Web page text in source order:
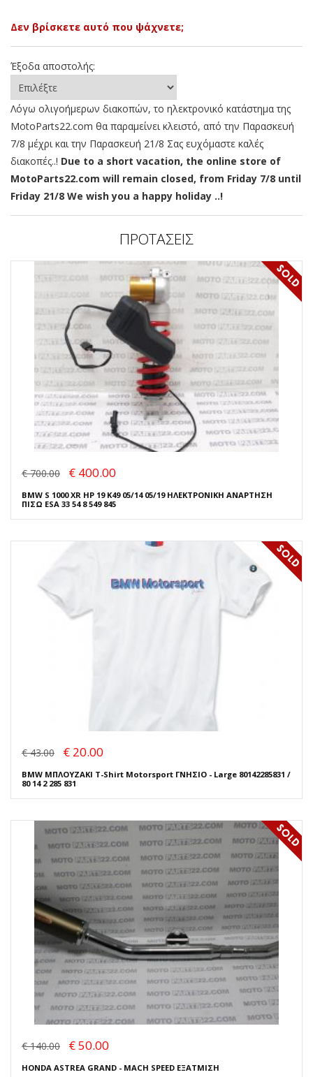
Δεν βρίσκετε αυτό που ψάχνετε;
Έξοδα αποστολής:
Λόγω ολιγοήμερων διακοπών, το ηλεκτρονικό κατάστημα της
MotoParts22.com θα παραμείνει κλειστό, από την Παρασκευή
7/8 μέχρι και την Παρασκευή 21/8 Σας ευχόμαστε καλές
διακοπές..! Due to a short vacation, the online store of
MotoParts22.com will remain closed, from Friday 7/8 until
Friday 21/8 We wish you a happy holiday ..!
ΠΡΟΤΑΣΕΙΣ
€ 700.00 € 400.00
BMW S 1000 XR HP 19 K49 05/14 05/19 ΗΛΕΚΤΡΟΝΙΚΗ ΑΝΑΡΤΗΣΗ
ΠΙΣΩ ESA 33 54 8 549 845
€ 43.00 € 20.00
BMW ΜΠΛΟΥΖΑΚΙ T-Shirt Motorsport ΓΝΗΣΙΟ - Large 80142285831 /
80 14 2 285 831
€ 140.00 € 50.00
HONDA ASTREA GRAND - MACH SPEED ΕΞΑΤΜΙΣΗ